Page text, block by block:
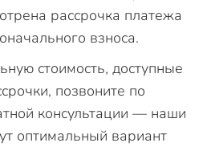
рассрочка платежа
взноса.
стоимость, доступные
позвоните по
консультации — наши
оптимальный вариант